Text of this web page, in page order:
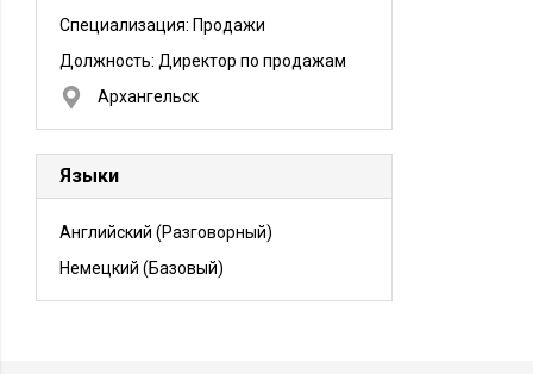
Специализация: Продажи
Должность: Директор по продажам
Архангельск
Языки
Английский (Разговорный)
Немецкий (Базовый)